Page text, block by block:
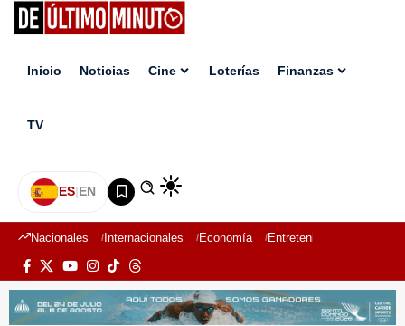
Inicio Noticias Cine Loterías Finanzas
TV
ES|EN
Nacionales Internacionales Economía Entretenimiento